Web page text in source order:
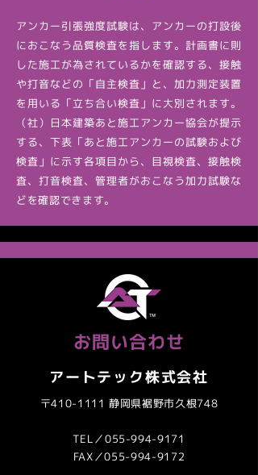
アンカー引張強度試験は、アンカーの打設後
におこなう品質検査を指します。計画書に則
した施工が為されているかを確認する、接触
や打音などの「自主検査」と、加力測定装置
を用いる「立ち合い検査」に大別されます。
（社）日本建築あと施工アンカー協会が提示
する、下表「あと施工アンカーの試験および
検査」に示す各項目から、目視検査、接触検
査、打音検査、管理者がおこなう加力試験な
どを確認できます。
お問い合わせ
​アートテック株式会社
〒410-1111 静岡県裾野市久根748
TEL／055-994-9171
FAX／055-994-9172